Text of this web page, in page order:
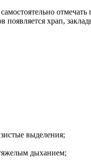
появляется храп,
выделения;
дыханием;